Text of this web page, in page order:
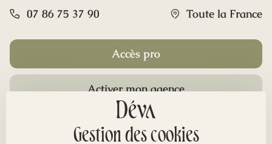
07 86 75 37 90 Toute la France
Accès pro
Activer mon agence
Gestion des cookies